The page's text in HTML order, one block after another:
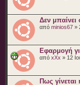
Δεν μπαίνει
από minios67 »
Εφαρμογή
από xXx » 12
Πως